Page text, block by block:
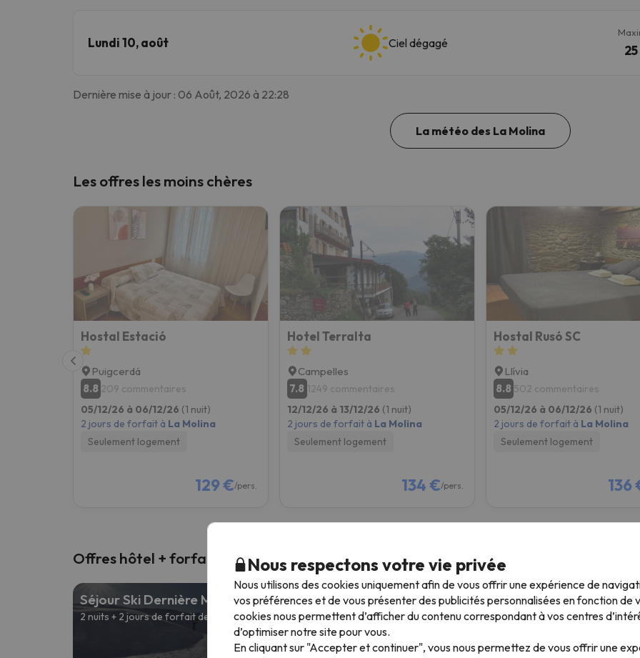
Lundi 10, août Ciel dégagé
25
Dernière mise à jour : 06 Août, 2026 à 22:28
La météo des La Molina
Les offres les moins chères
Hostal Estació
Puigcerdá
8.8 209 commentaires
05/12/26 à 06/12/26 (1 nuit)
2 jours de forfait à La Molina
Seulement logement
129 €/pers.
Hotel Terralta
Campelles
7.8 1249 commentaires
12/12/26 à 13/12/26 (1 nuit)
2 jours de forfait à La Molina
Seulement logement
134 €/pers.
Hostal Rusó SC
Llívia
8.8 502 commentaires
05/12/26 à 06/12/26 (1 nuit)
2 jours de forfait à La Molina
Seulement logement
136
Offres hôtel + forfait ski
Séjour Ski Dernière Minute
2 nuits + 2 jours de forfait de ski
À partir de
Séjour Ski Noël
4 nuits + forfait de ski 3 jours
À partir de
Nous respectons votre vie privée
Nous utilisons des cookies uniquement afin de vous offrir une expérience de
vos préférences et de vous présenter des publicités personnalisées en fonction de
cookies nous permettent d’afficher du contenu correspondant à vos centres
d’optimiser notre site pour vous.
En cliquant sur "Accepter et continuer", vous nous permettez de vous offrir une